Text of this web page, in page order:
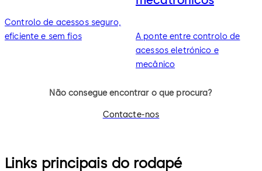
Controlo de acessos seguro,
eficiente e sem fios
A ponte entre controlo de
acessos eletrónico e
mecânico
Não consegue encontrar o que procura?
Contacte-nos
Links principais do rodapé